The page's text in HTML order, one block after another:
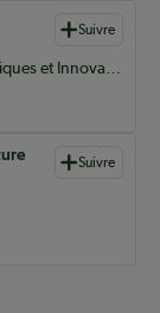
Suivre
Conseiller en Produits numériques et Innovation chez Sollio Agriculture
Suivre